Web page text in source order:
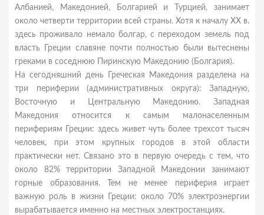
Албанией, Македонией, Болгарией и Турцией, занимает
около четверти территории всей страны. Хотя к началу XX в.
здесь проживало немало болгар, с переходом земель под
власть Греции славяне почти полностью были вытеснены
греками в соседнюю Пиринскую Македонию (Болгария).
На сегодняшний день Греческая Македония разделена на
три периферии (административных округа): Западную,
Восточную и Центральную Македонию. Западная
Македония относится к самым малонаселенным
перифериям Греции: здесь живет чуть более трехсот тысяч
человек, при этом крупных городов в этой области
практически нет. Связано это в первую очередь с тем, что
около 82% территории Западной Македонии занимают
горные образования. Тем не менее периферия играет
важную роль в жизни Греции: около 70% электроэнергии
вырабатывается именно на местных электростанциях.